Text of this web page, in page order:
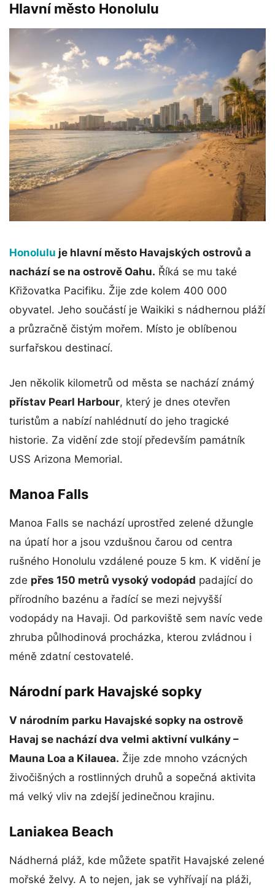
Hlavní město Honolulu
Honolulu je hlavní město Havajských ostrovů a
nachází se na ostrově Oahu. Říká se mu také
Křižovatka Pacifiku. Žije zde kolem 400 000
obyvatel. Jeho součástí je Waikiki s nádhernou pláží
a průzračně čistým mořem. Místo je oblíbenou
surfařskou destinací.
Jen několik kilometrů od města se nachází známý
přístav Pearl Harbour, který je dnes otevřen
turistům a nabízí nahlédnutí do jeho tragické
historie. Za vidění zde stojí především památník
USS Arizona Memorial.
Manoa Falls
Manoa Falls se nachází uprostřed zelené džungle
na úpatí hor a jsou vzdušnou čarou od centra
rušného Honolulu vzdálené pouze 5 km. K vidění je
zde přes 150 metrů vysoký vodopád padající do
přírodního bazénu a řadící se mezi nejvyšší
vodopády na Havaji. Od parkoviště sem navíc vede
zhruba půlhodinová procházka, kterou zvládnou i
méně zdatní cestovatelé.
Národní park Havajské sopky
V národním parku Havajské sopky na ostrově
Havaj se nachází dva velmi aktivní vulkány –
Mauna Loa a Kilauea. Žije zde mnoho vzácných
živočišných a rostlinných druhů a sopečná aktivita
má velký vliv na zdejší jedinečnou krajinu.
Laniakea Beach
Nádherná pláž, kde můžete spatřit Havajské zelené
mořské želvy. A to nejen, jak se vyhřívají na pláži,